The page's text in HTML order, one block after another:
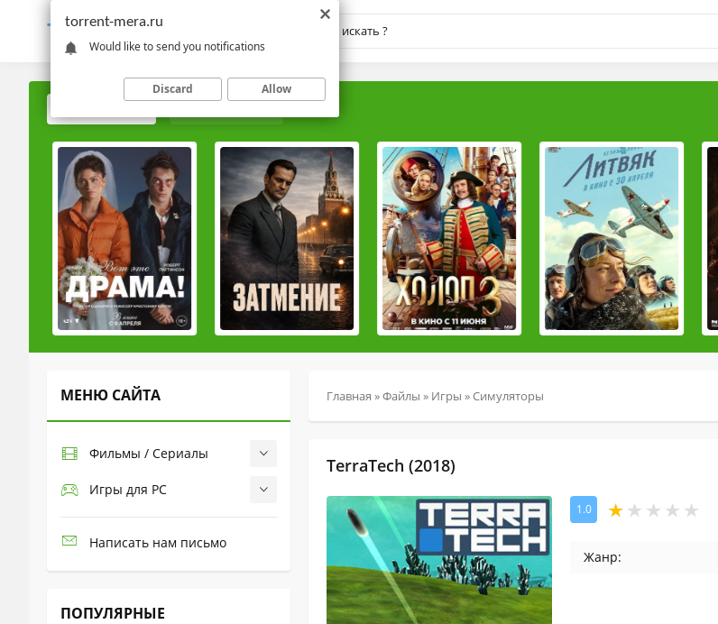
TORRENT-MERA.RU
МЕНЮ САЙТА
Фильмы / Сериалы
Игры для PC
Написать нам письмо
ПОПУЛЯРНЫЕ
Главная »Файлы » Игры »Симуляторы
TerraTech (2018)
1.0
Жанр:
torrent-mera.ru
Would like to send you notifications
Discard Allow